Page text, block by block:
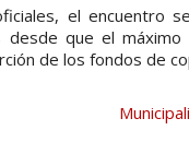
el
desde que el
de los fondos de